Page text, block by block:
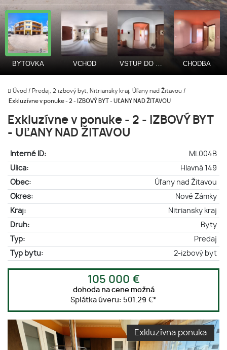
Úvod / Predaj, 2 izbový byt, Nitriansky kraj, Úľany nad Žitavou /
Exkluzívne v ponuke - 2 - IZBOVÝ BYT - UĽANY NAD ŽITAVOU
Exkluzívne v ponuke - 2 - IZBOVÝ BYT
- UĽANY NAD ŽITAVOU
Interné ID:
ML004B
Ulica:
Hlavná 149
Obec:
Úľany nad Žitavou
Okres:
Nové Zámky
Kraj:
Nitriansky kraj
Druh:
Byty
Typ:
Predaj
Typ bytu:
2-izbový byt
105 000 €
dohoda na cene možná
Splátka úveru: 501.29 €*
Exkluzívna ponuka